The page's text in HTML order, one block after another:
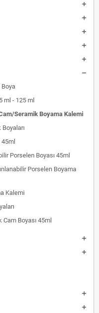
Boya
ml - 125 ml
Seramik Boyama Kalemi
Porselen Boyası 45ml
Porselen Boyama
Kalemi
Boyası 45ml